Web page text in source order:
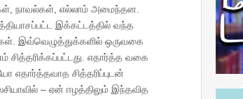
நாவல்கள், எல்லாம் அமைந்தன.
இக்கட்டத்தில் வந்த
இவ்வெழுத்துக்களில் ஒருவகை
சித்தரிக்கப்பட்டது. எதார்த்த வகை
எதார்த்தவாத சித்தரிப்புடன்
– ஏன் ஈழத்திலும் இந்தவித